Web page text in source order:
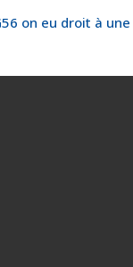
on eu droit à